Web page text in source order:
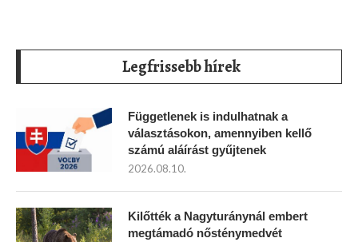
Legfrissebb hírek
Függetlenek is indulhatnak a
választásokon, amennyiben kellő
számú aláírást gyűjtenek
2026.08.10.
Kilőtték a Nagyturánynál embert
megtámadó nősténymedvét